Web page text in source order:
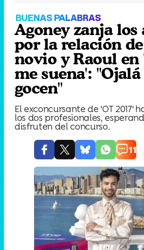
BUENAS PALABRAS
Agoney zanja los
por la relación
novio y Raoul en
me suena':
gocen"
El exconcursante de 'OT 2017'
los dos profesionales,
disfruten del concurso.
11